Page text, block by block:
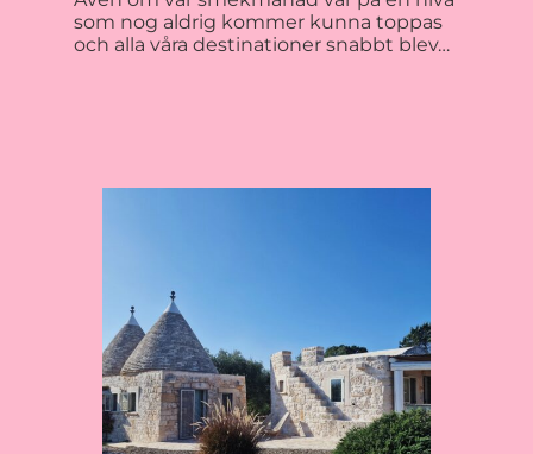
som nog aldrig kommer kunna toppas
och alla våra destinationer snabbt blev…